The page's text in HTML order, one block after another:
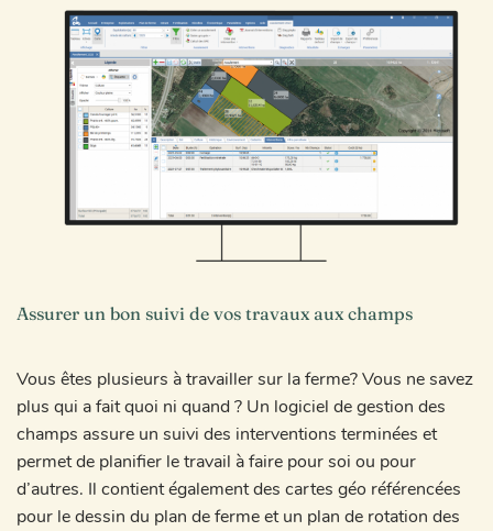
Assurer un bon suivi de vos travaux aux champs
Vous êtes plusieurs à travailler sur la ferme? Vous ne savez
plus qui a fait quoi ni quand ? Un logiciel de gestion des
champs assure un suivi des interventions terminées et
permet de planifier le travail à faire pour soi ou pour
d’autres. Il contient également des cartes géo référencées
pour le dessin du plan de ferme et un plan de rotation des